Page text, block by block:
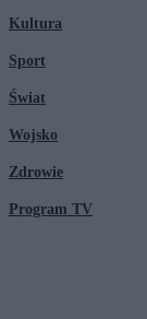
Kultura
Sport
Świat
Wojsko
Zdrowie
Program TV